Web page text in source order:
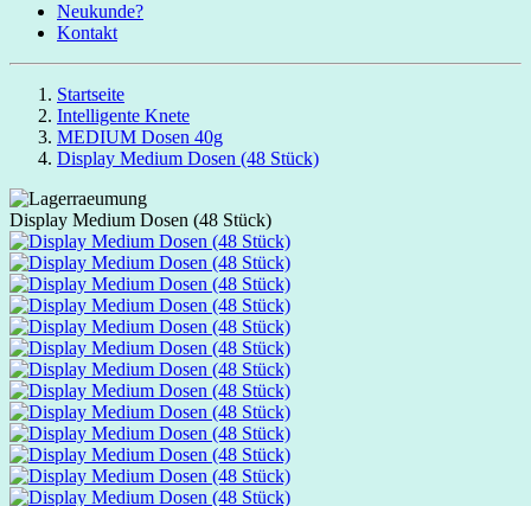
Neukunde?
Kontakt
Startseite
Intelligente Knete
MEDIUM Dosen 40g
Display Medium Dosen (48 Stück)
Display Medium Dosen (48 Stück)